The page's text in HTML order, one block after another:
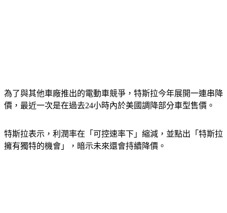
為了與其他車廠推出的電動車競爭，特斯拉今年展開一連串降
價，最近一次是在過去24小時內於美國調降部分車型售價。
特斯拉表示，利潤率在「可控速率下」縮減，並點出「特斯拉
擁有獨特的機會」，暗示未來還會持續降價。